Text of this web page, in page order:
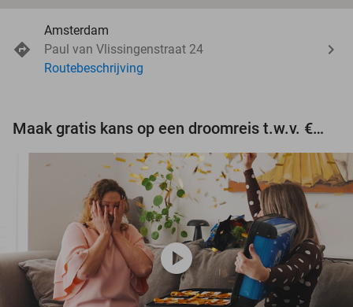
Amsterdam
Paul van Vlissingenstraat 24
Routebeschrijving
Maak gratis kans op een droomreis t.w.v. €3.000!
play_circle